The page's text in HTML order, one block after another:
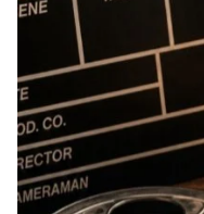
Recupera
tican News 👇
07/carmina-
espana-testimoni...
Foto
View on Facebook ·